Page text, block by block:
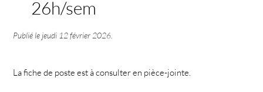
26h/sem
Publié le jeudi 12 février 2026
La fiche de poste est à consulter en pièce-jointe.